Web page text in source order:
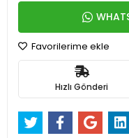
Favorilerime ekle
Hızlı Gönderi